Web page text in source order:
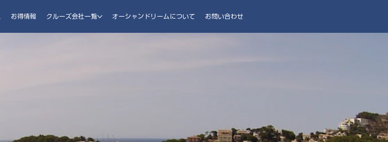
お得情報 クルーズ会社一覧 オーシャンドリームについて お問い合わせ